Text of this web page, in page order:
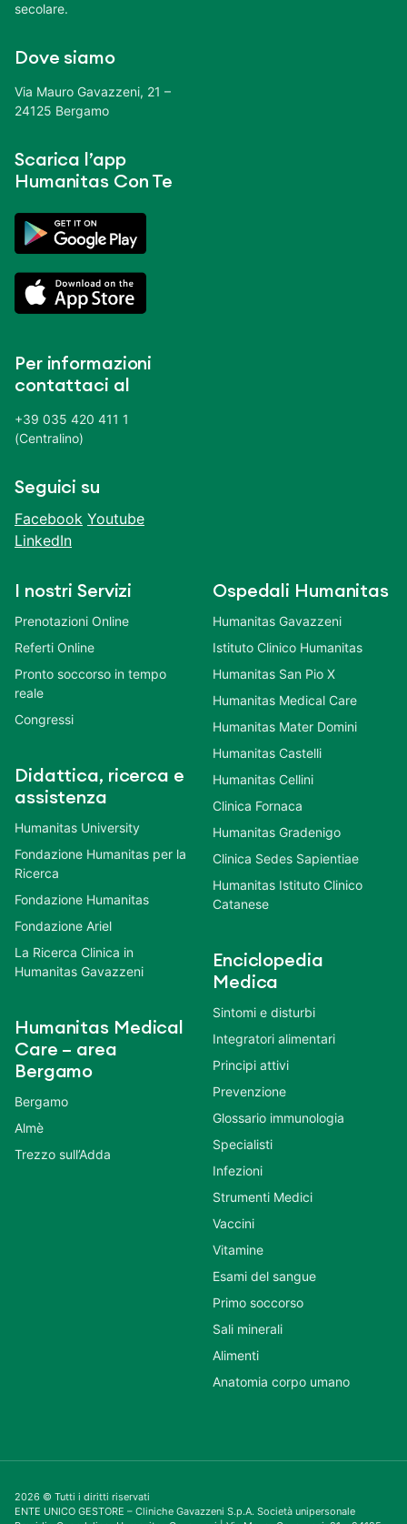
secolare.
Dove siamo
Via Mauro Gavazzeni, 21 –
24125 Bergamo
Scarica l’app
Humanitas Con Te
Per informazioni
contattaci al
+39 035 420 411 1
(Centralino)
Seguici su
Facebook Youtube
LinkedIn
I nostri Servizi
Prenotazioni Online
Referti Online
Pronto soccorso in tempo
reale
Congressi
Didattica, ricerca e
assistenza
Humanitas University
Fondazione Humanitas per la
Ricerca
Fondazione Humanitas
Fondazione Ariel
La Ricerca Clinica in
Humanitas Gavazzeni
Humanitas Medical
Care – area
Bergamo
Bergamo
Almè
Trezzo sull’Adda
Ospedali Humanitas
Humanitas Gavazzeni
Istituto Clinico Humanitas
Humanitas San Pio X
Humanitas Medical Care
Humanitas Mater Domini
Humanitas Castelli
Humanitas Cellini
Clinica Fornaca
Humanitas Gradenigo
Clinica Sedes Sapientiae
Humanitas Istituto Clinico
Catanese
Enciclopedia
Medica
Sintomi e disturbi
Integratori alimentari
Principi attivi
Prevenzione
Glossario immunologia
Specialisti
Infezioni
Strumenti Medici
Vaccini
Vitamine
Esami del sangue
Primo soccorso
Sali minerali
Alimenti
Anatomia corpo umano
2026 © Tutti i diritti riservati
ENTE UNICO GESTORE – Cliniche Gavazzeni S.p.A. Società unipersonale